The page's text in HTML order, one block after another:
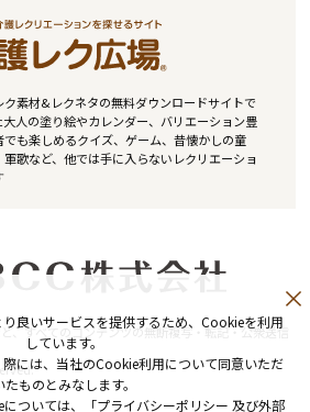
素材&レクネタの無料ダウンロードサイトで
人の塗り絵やカレンダー、バリエーション豊
も楽しめるクイズ、ゲーム、昔懐かしの童
歌など、他では手に入らないレクリエーショ
、すべてのコンテンツの無断複写・転記・公衆送信
良いサービスを提供するため、Cookieを利用
しています。
には、当社のCookie利用について同意いただ
たものとみなします。
ついては、「プライバシーポリシー 及び外部